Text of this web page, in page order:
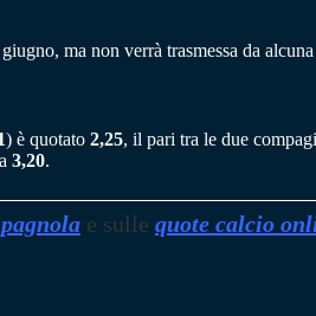
ma non verrà trasmessa da
) è quotato 2,25, il pari tra le due
3,20.
e sulle quote calcio